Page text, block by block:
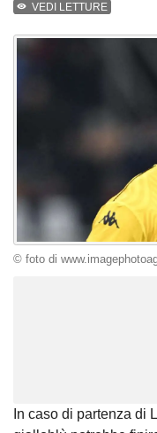
VEDI LETTURE
© foto di
In caso di partenza di